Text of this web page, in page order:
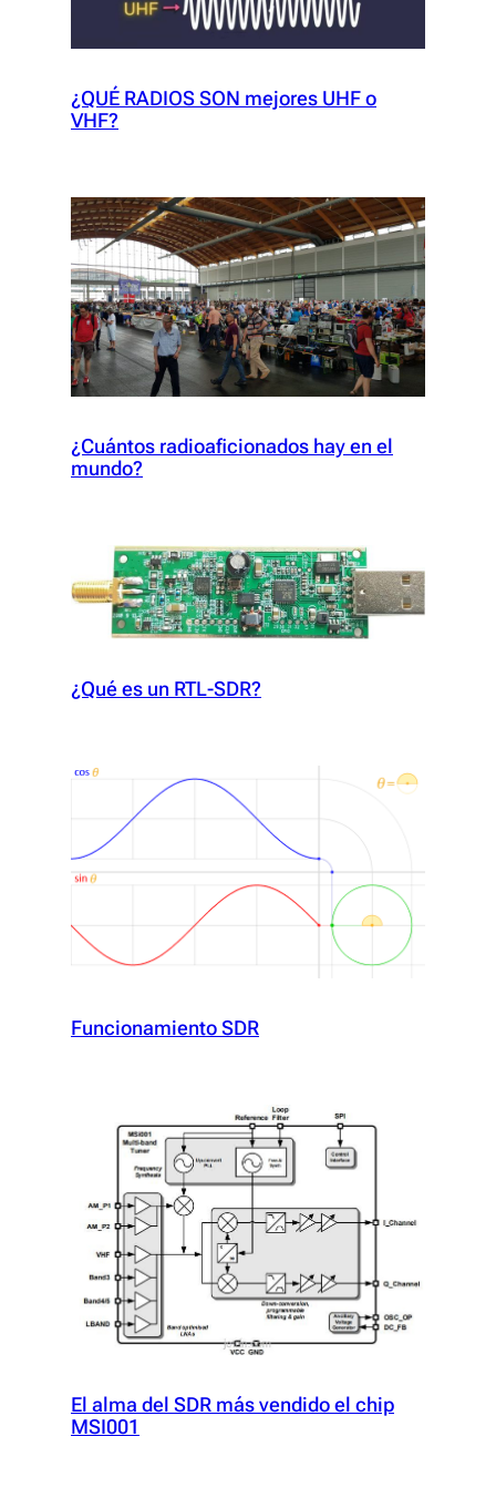
¿QUÉ RADIOS SON mejores UHF o
VHF?
¿Cuántos radioaficionados hay en el
mundo?
¿Qué es un RTL-SDR?
Funcionamiento SDR
El alma del SDR más vendido el chip
MSI001